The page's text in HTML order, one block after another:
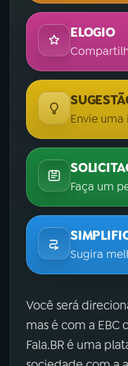
ELOGIO
Envie uma
Faça um
Sugira
Você será
mas é com a EBC
Fala.BR é uma